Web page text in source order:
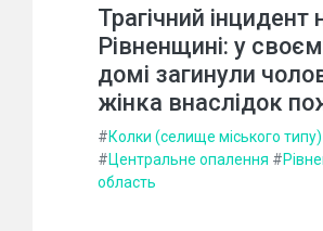
Трагічний інцидент
Рівненщині: у
домі загинули
жінка внаслідок
#Колки (селище міського типу)
#Центральне опалення #
область